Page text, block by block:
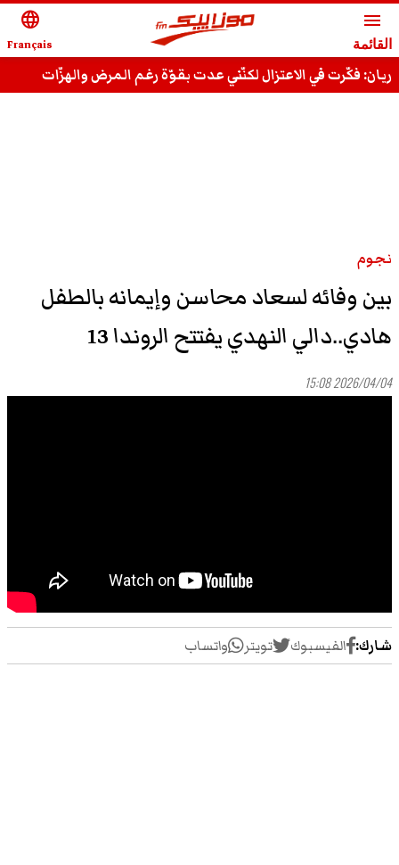
menu
القائمة
language
Français
ريان: فكّرت في الاعتزال لكنّني عدت بقوّة رغم المرض والهزّات
نجوم
بين وفائه لسعاد محاسن وإيمانه بالطفل
هادي..دالي النهدي يفتتح الروندا 13
2026/04/04 15:08
شارك: الفيسبوك تويتر واتساب